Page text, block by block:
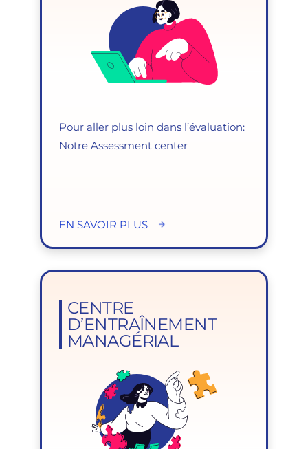
Pour aller plus loin dans l’évaluation:
Notre Assessment center
EN SAVOIR PLUS
CENTRE
D’ENTRAÎNEMENT
MANAGÉRIAL